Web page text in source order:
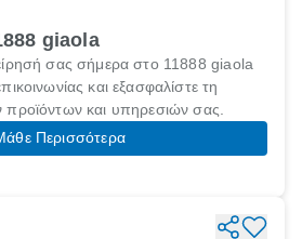
giaola
σας σήμερα στο 11888 giaola
και εξασφαλίστε τη
και υπηρεσιών σας.
Περισσότερα